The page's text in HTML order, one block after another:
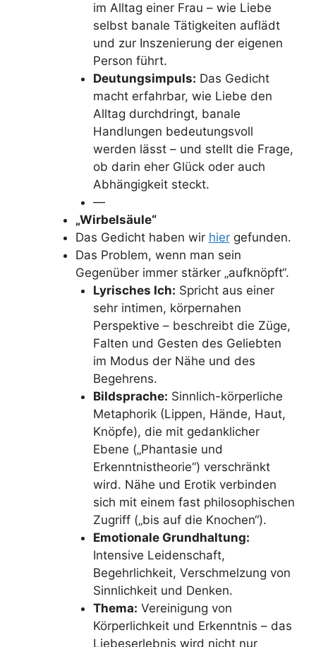
im Alltag einer Frau – wie Liebe
selbst banale Tätigkeiten auflädt
und zur Inszenierung der eigenen
Person führt.
Deutungsimpuls: Das Gedicht
macht erfahrbar, wie Liebe den
Alltag durchdringt, banale
Handlungen bedeutungsvoll
werden lässt – und stellt die Frage,
ob darin eher Glück oder auch
Abhängigkeit steckt.
—
„Wirbelsäule“
Das Gedicht haben wir hiergefunden.
Das Problem, wenn man sein
Gegenüber immer stärker „aufknöpft“.
Lyrisches Ich: Spricht aus einer
sehr intimen, körpernahen
Perspektive – beschreibt die Züge,
Falten und Gesten des Geliebten
im Modus der Nähe und des
Begehrens.
Bildsprache: Sinnlich-körperliche
Metaphorik (Lippen, Hände, Haut,
Knöpfe), die mit gedanklicher
Ebene („Phantasie und
Erkenntnistheorie“) verschränkt
wird. Nähe und Erotik verbinden
sich mit einem fast philosophischen
Zugriff („bis auf die Knochen“).
Emotionale Grundhaltung:
Intensive Leidenschaft,
Begehrlichkeit, Verschmelzung von
Sinnlichkeit und Denken.
Thema: Vereinigung von
Körperlichkeit und Erkenntnis – das
Liebeserlebnis wird nicht nur